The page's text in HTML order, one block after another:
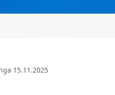
15.11.2025